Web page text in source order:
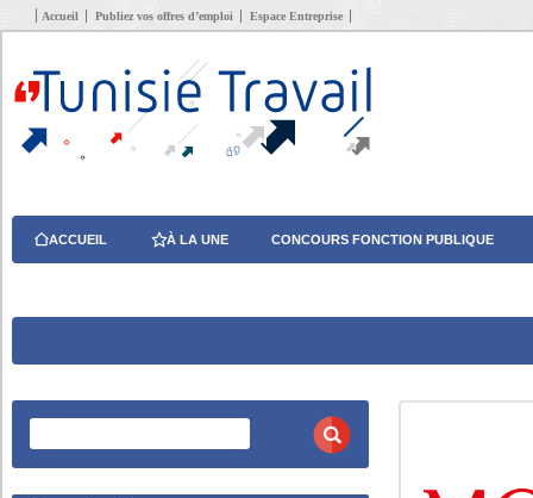
Accueil Publiez vos offres d’emploi Espace Entreprise
ACCUEIL À LA UNE CONCOURS FONCTION PUBLIQUE